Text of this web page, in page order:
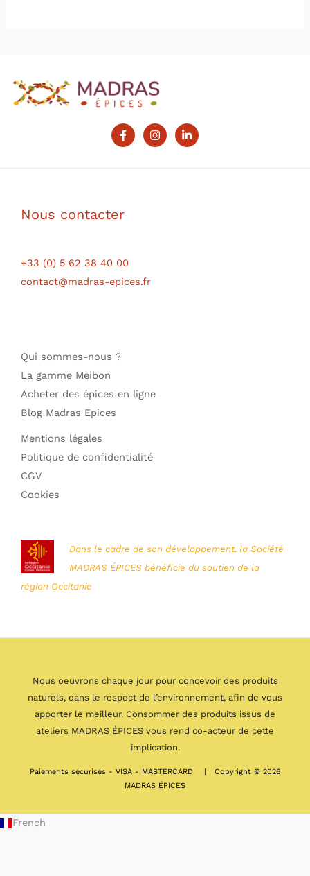
Nous contacter
+33 (0) 5 62 38 40 00
contact@madras-epices.fr
Qui sommes-nous ?
La gamme Meibon
Acheter des épices en ligne
Blog Madras Epices
Mentions légales
Politique de confidentialité
CGV
Cookies
Dans le cadre de son développement, la Société
MADRAS ÉPICES bénéficie du soutien de la
région Occitanie
Nous oeuvrons chaque jour pour concevoir des produits
naturels, dans le respect de l’environnement, afin de vous
apporter le meilleur. Consommer des produits issus de
ateliers MADRAS ÉPICES vous rend co-acteur de cette
implication.
Paiements sécurisés - VISA - MASTERCARD | Copyright © 2026
MADRAS ÉPICES
French